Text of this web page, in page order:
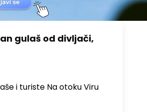
gulaš od divljači,
i turiste Na otoku Viru